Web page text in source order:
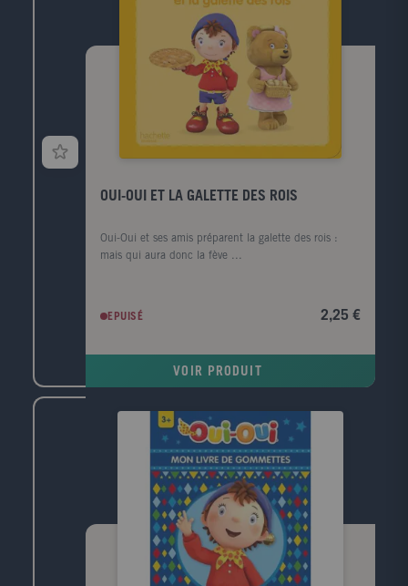
OUI-OUI ET LA GALETTE DES ROIS
Oui-Oui et ses amis préparent la galette des rois :
mais qui aura donc la fève ...
EPUISÉ 2,25 €
VOIR PRODUIT